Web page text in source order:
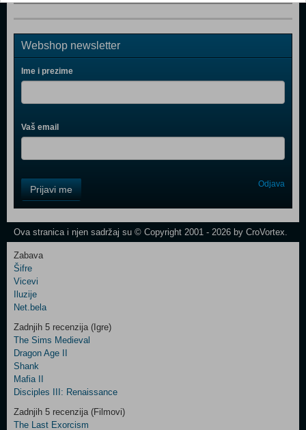
Webshop newsletter
Ime i prezime
Vaš email
Field
One
Newsletter
Control
Field
Two
Newsletter
Control
Field
Three
Newsletter
Prijavi me Odjava
Ova stranica i njen sadržaj su © Copyright 2001 - 2026 by CroVortex.
Zabava
Šifre
Vicevi
Iluzije
Net.bela
Zadnjih 5 recenzija (Igre)
The Sims Medieval
Dragon Age II
Shank
Mafia II
Disciples III: Renaissance
Zadnjih 5 recenzija (Filmovi)
The Last Exorcism